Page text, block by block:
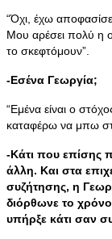
“Όχι, έχω
Μου αρέσει πολύ η
το σκεφτόμουν”.
-Εσένα Γεωργία;
“Εμένα είναι ο
καταφέρω να μπω
-Κάτι που επίσης
άλλη. Και στα
συζήτησης, η
διόρθωνε το
υπήρξε κάτι σαν